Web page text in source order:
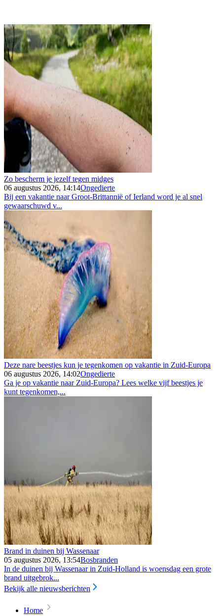
Zo bescherm je jezelf tegen midges
06 augustus 2026, 14:14Ongedierte
Bij een vakantie naar Groot-Brittannië of Ierland word je al snel
gewaarschuwd v...
Deze nare beestjes kun je tegenkomen op vakantie in Zuid-Europa
06 augustus 2026, 14:02Ongedierte
Ga je op vakantie naar Zuid-Europa? Lees welke vijf beestjes je
kunt tegenkomen,...
Brand in duinen bij Wassenaar
05 augustus 2026, 13:54Bosbranden
In de duinen bij Wassenaar in Zuid-Holland is woensdag een grote
brand uitgebrok...
Bekijk alle nieuwsberichten
Home